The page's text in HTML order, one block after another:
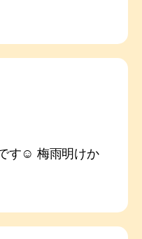
す☺ 梅雨明けか